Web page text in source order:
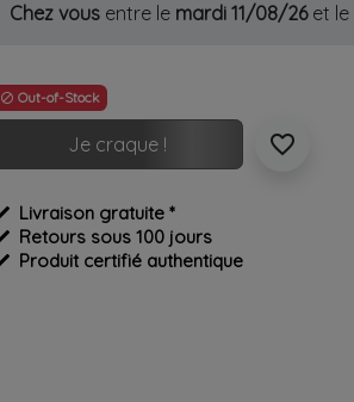
Chez vous entre le mardi 11/08/26et le
 Out-of-Stock
Je craque ! favorite_border
Livraison gratuite *
Retours sous 100 jours
Produit certifié authentique